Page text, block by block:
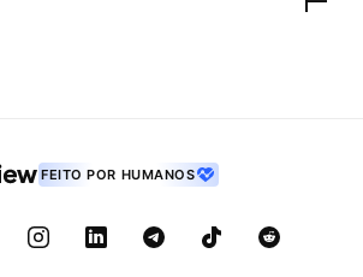
FEITO POR HUMANOS